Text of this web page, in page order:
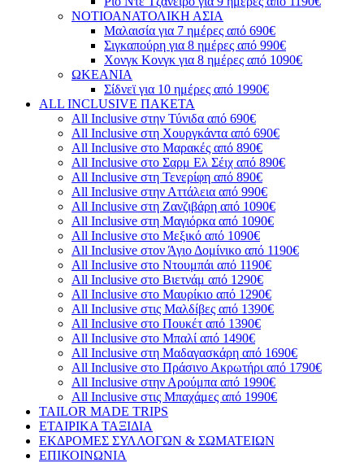
ΝΟΤΙΟΑΝΑΤΟΛΙΚΗ ΑΣΙΑ
Μαλαισία για 7 ημέρες από 690€
Σιγκαπούρη για 8 ημέρες από 990€
Χονγκ Κονγκ για 8 ημέρες από 1090€
ΩΚΕΑΝΙΑ
Σίδνεϊ για 10 ημέρες από 1990€
ALL INCLUSIVE ΠΑΚΕΤΑ
All Inclusive στην Τύνιδα από 690€
All Inclusive στη Χουργκάντα από 690€
All Inclusive στο Μαρακές από 890€
All Inclusive στο Σαρμ Ελ Σέιχ από 890€
All Inclusive στη Τενερίφη από 890€
All Inclusive στην Αττάλεια από 990€
All Inclusive στη Ζανζιβάρη από 1090€
All Inclusive στη Μαγιόρκα από 1090€
All Inclusive στο Μεξικό από 1090€
All Inclusive στον Άγιο Δομίνικο από 1190€
All Inclusive στο Ντουμπάι από 1190€
All Inclusive στο Βιετνάμ από 1290€
All Inclusive στο Μαυρίκιο από 1290€
All Inclusive στις Μαλδίβες από 1390€
All Inclusive στο Πουκέτ από 1390€
All Inclusive στο Μπαλί από 1490€
All Inclusive στη Μαδαγασκάρη από 1690€
All Inclusive στο Πράσινο Ακρωτήρι από 1790€
All Inclusive στην Αρούμπα από 1990€
All Inclusive στις Μπαχάμες από 1990€
TAILOR MADE TRIPS
ΕΤΑΙΡΙΚΑ ΤΑΞΙΔΙΑ
ΕΚΔΡΟΜΕΣ ΣΥΛΛΟΓΩΝ & ΣΩΜΑΤΕΙΩΝ
ΕΠΙΚΟΙΝΩΝΙΑ